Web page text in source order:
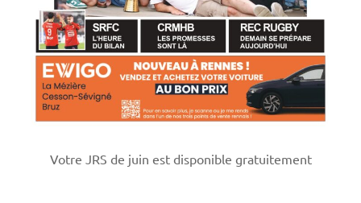
Votre JRS de juin est disponible gratuitement